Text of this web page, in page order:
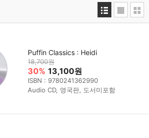
Puffin Classics : Heidi
18,700원
30% 13,100원
ISBN : 9780241362990
Audio CD, 영국판, 도서미포함